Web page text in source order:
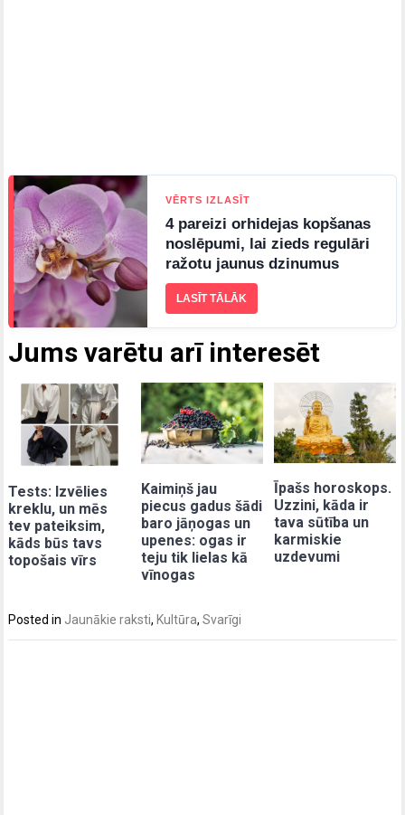
Jums varētu arī interesēt
Tests: Izvēlies
kreklu, un mēs
tev pateiksim,
kāds būs tavs
topošais vīrs
Kaimiņš jau
piecus gadus šādi
baro jāņogas un
upenes: ogas ir
teju tik lielas kā
vīnogas
Īpašs horoskops.
Uzzini, kāda ir
tava sūtība un
karmiskie
uzdevumi
VĒRTS IZLASĪT
4 pareizi orhidejas kopšanas
noslēpumi, lai zieds regulāri
ražotu jaunus dzinumus
LASĪT TĀLĀK
Posted in Jaunākie raksti,Kultūra,Svarīgi